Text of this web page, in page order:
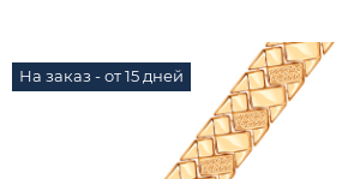
На заказ - от 15 дней